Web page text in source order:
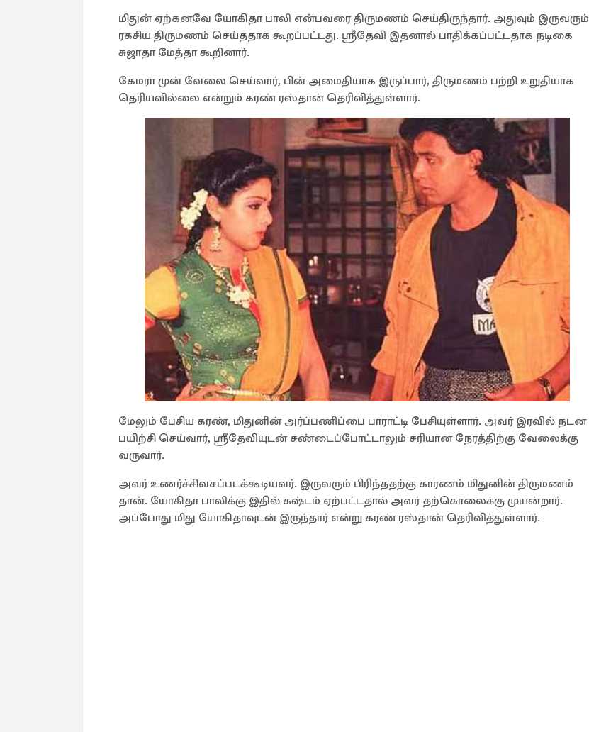
மிதுன் ஏற்கனவே யோகிதா பாலி என்பவரை திருமணம் செய்திருந்தார். அதுவும் இருவரும்
ரகசிய திருமணம் செய்ததாக கூறப்பட்டது. ஸ்ரீதேவி இதனால் பாதிக்கப்பட்டதாக நடிகை
சுஜாதா மேத்தா கூறினார்.
கேமரா முன் வேலை செய்வார், பின் அமைதியாக இருப்பார், திருமணம் பற்றி உறுதியாக
தெரியவில்லை என்றும் கரண் ரஸ்தான் தெரிவித்துள்ளார்.
மேலும் பேசிய கரண், மிதுனின் அர்ப்பணிப்பை பாராட்டி பேசியுள்ளார். அவர் இரவில் நடன
பயிற்சி செய்வார், ஸ்ரீதேவியுடன் சண்டைப்போட்டாலும் சரியான நேரத்திற்கு வேலைக்கு
வருவார்.
அவர் உணர்ச்சிவசப்படக்கூடியவர். இருவரும் பிரிந்ததற்கு காரணம் மிதுனின் திருமணம்
தான். யோகிதா பாலிக்கு இதில் கஷ்டம் ஏற்பட்டதால் அவர் தற்கொலைக்கு முயன்றார்.
அப்போது மிது யோகிதாவுடன் இருந்தார் என்று கரண் ரஸ்தான் தெரிவித்துள்ளார்.